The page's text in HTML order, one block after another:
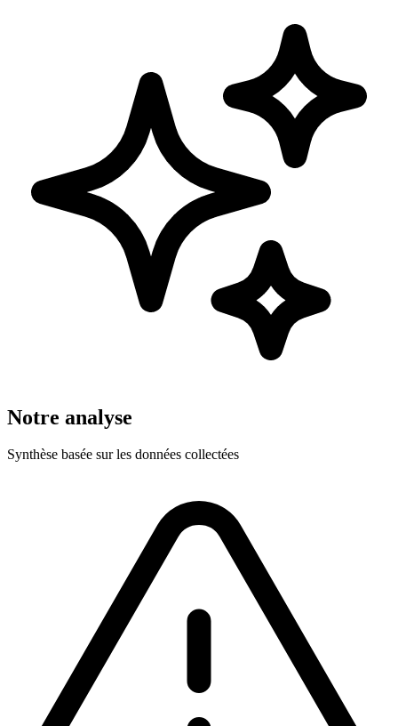
Notre analyse
Synthèse basée sur les données collectées